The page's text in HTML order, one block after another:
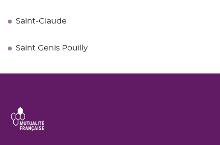
Saint-Claude
Saint Genis Pouilly